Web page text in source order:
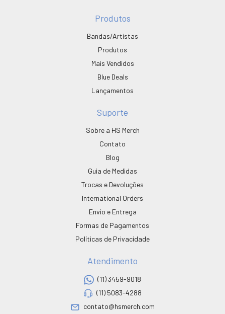
Produtos
Bandas/Artistas
Produtos
Mais Vendidos
Blue Deals
Lançamentos
Suporte
Sobre a HS Merch
Contato
Blog
Guia de Medidas
Trocas e Devoluções
International Orders
Envio e Entrega
Formas de Pagamentos
Políticas de Privacidade
Atendimento
(11) 3459-9018
(11) 5083-4288
contato@hsmerch.com